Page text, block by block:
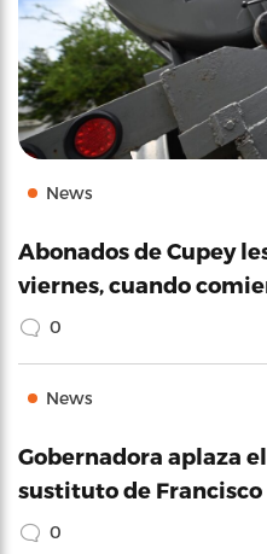
News
Abonados de Cupey
viernes, cuando
0
News
Gobernadora aplaza
sustituto de
0